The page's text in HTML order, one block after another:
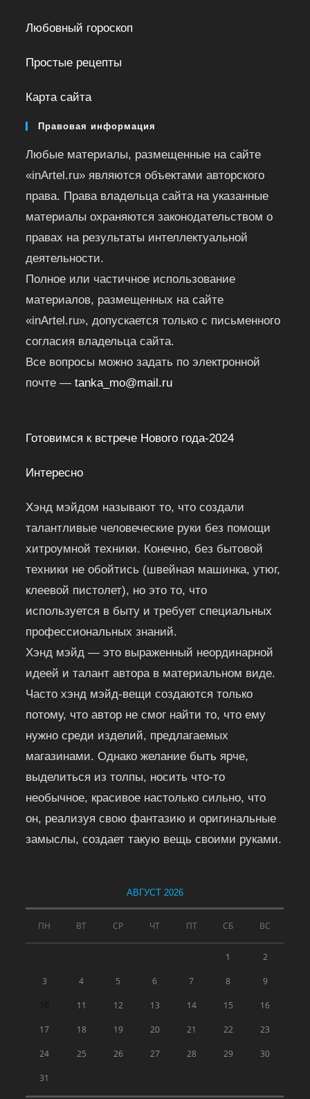
Любовный гороскоп
Простые рецепты
Карта сайта
Правовая информация
Любые материалы, размещенные на сайте
«inArtel.ru» являются объектами авторского
права. Права владельца сайта на указанные
материалы охраняются законодательством о
правах на результаты интеллектуальной
деятельности.
Полное или частичное использование
материалов, размещенных на сайте
«inArtel.ru», допускается только с письменного
согласия владельца сайта.
Все вопросы можно задать по электронной
почте —tanka_mo@mail.ru
Готовимся к встрече Нового года-2024
Интересно
Хэнд мэйдом называют то, что создали
талантливые человеческие руки без помощи
хитроумной техники. Конечно, без бытовой
техники не обойтись (швейная машинка, утюг,
клеевой пистолет), но это то, что
используется в быту и требует специальных
профессиональных знаний.
Хэнд мэйд — это выраженный неординарной
идеей и талант автора в материальном виде.
Часто хэнд мэйд-вещи создаются только
потому, что автор не смог найти то, что ему
нужно среди изделий, предлагаемых
магазинами. Однако желание быть ярче,
выделиться из толпы, носить что-то
необычное, красивое настолько сильно, что
он, реализуя свою фантазию и оригинальные
замыслы, создает такую вещь своими руками.
АВГУСТ 2026
ПН ВТ СР ЧТ ПТ СБ ВС
1 2
3 4 5 6 7 8 9
11 12 13 14 15 16
17 18 19 20 21 22 23
24 25 26 27 28 29 30
31